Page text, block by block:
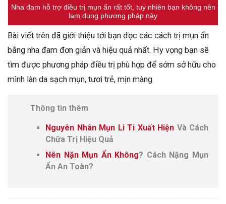
Nha đam hỗ trợ điều trị mụn ẩn rất tốt, tuy nhiên bạn không nên
lạm dụng phương pháp này
Bài viết trên đã giới thiệu tới bạn đọc các cách trị mụn ẩn
bằng nha đam đơn giản và hiệu quả nhất. Hy vọng bạn sẽ
tìm được phương pháp điều trị phù hợp để sớm sở hữu cho
mình làn da sạch mụn, tươi trẻ, mịn màng.
Thông tin thêm
Nguyên Nhân Mụn Li Ti Xuất Hiện Và Cách
Chữa Trị Hiệu Quả
Nên Nặn Mụn Ẩn Không? Cách Nặng Mụn
Ẩn An Toàn?